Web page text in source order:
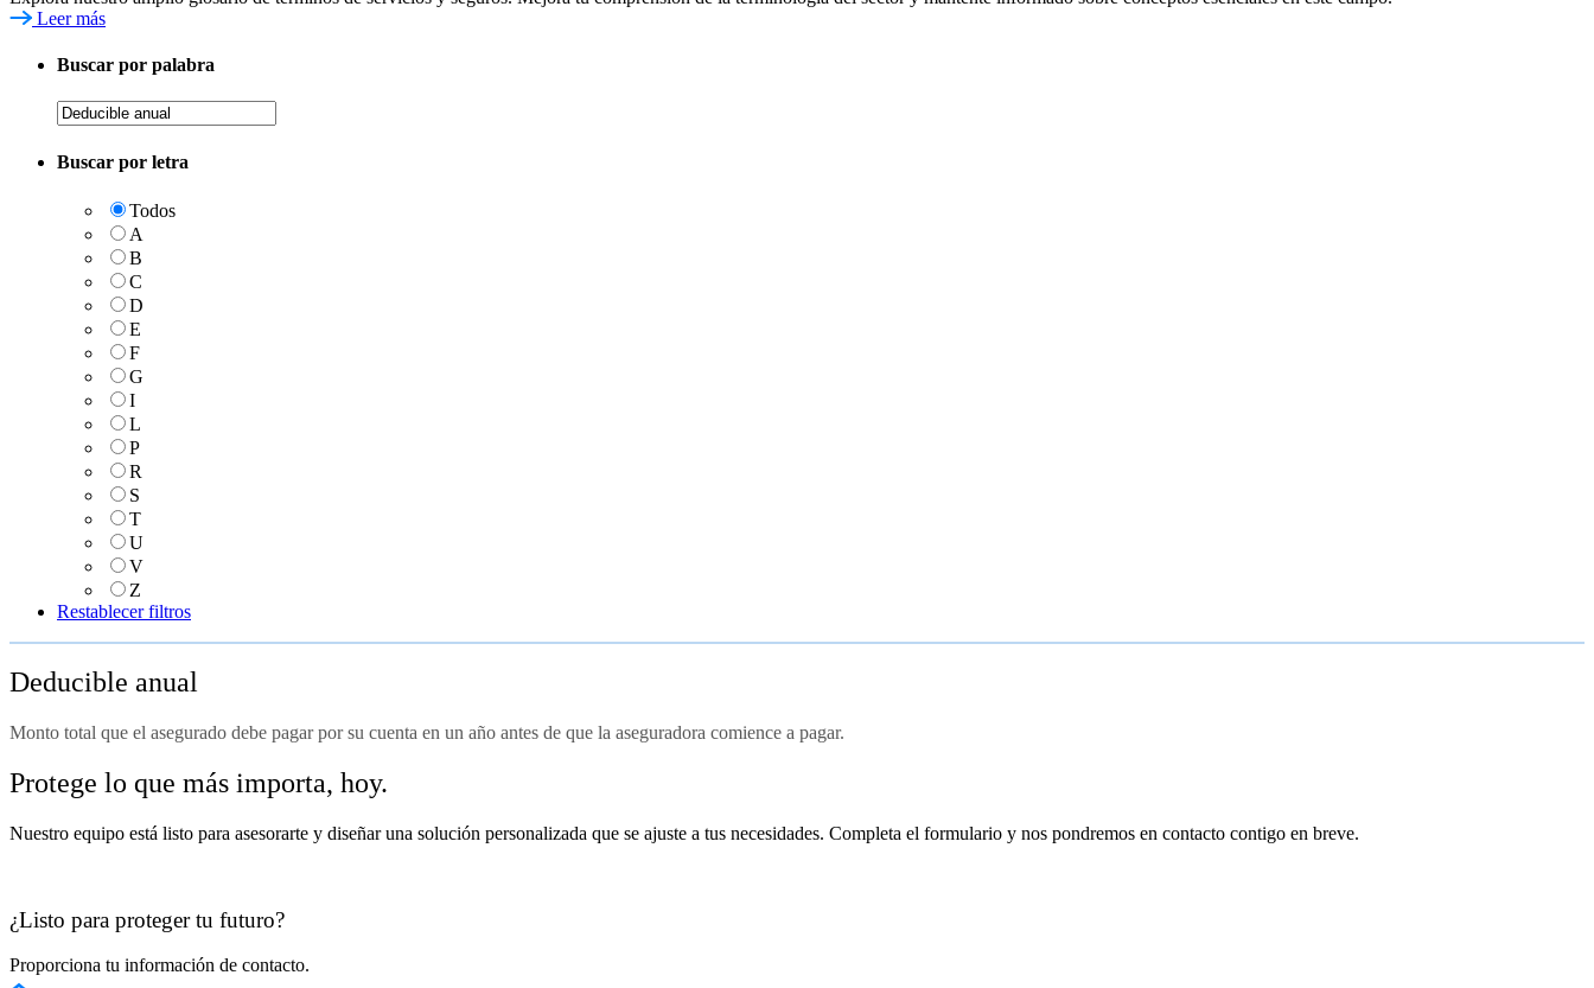
Leer más
Buscar por palabra
Buscar por letra
Todos
A
B
C
D
E
F
G
I
L
P
R
S
T
U
V
Z
Restablecer filtros
Deducible anual
Monto total que el asegurado debe pagar por su cuenta en un año antes de que la aseguradora comience a pagar.
Protege lo que más importa, hoy.
Nuestro equipo está listo para asesorarte y diseñar una solución personalizada que se ajuste a tus necesidades. Completa el formulario y nos pondremos en contacto contigo en breve.
¿Listo para proteger tu futuro?
Proporciona tu información de contacto.